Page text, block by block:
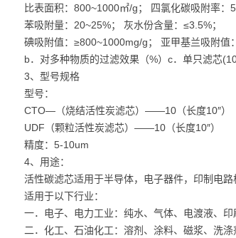
比表面积：800~1000㎡/g； 四氯化碳吸附率：
苯吸附量：20~25%； 灰水份含量：≤3.5%；
碘吸附值：≥800~1000mg/g； 亚甲基兰吸附值
b．对多种物质的过滤效果（%）c．单只滤芯
3、型号规格
型号：
CTO—（烧结活性炭滤芯）——10（长度10″）
UDF（颗粒活性炭滤芯）——10（长度10″）
精度：5-10um
4、用途：
活性碳滤芯适用于半导体，电子器件，印制电
适用于以下行业：
一．电子、电力工业：纯水、气体、电渡液、印
二．化工、石油化工：溶剂、涂料、磁浆、洗涤